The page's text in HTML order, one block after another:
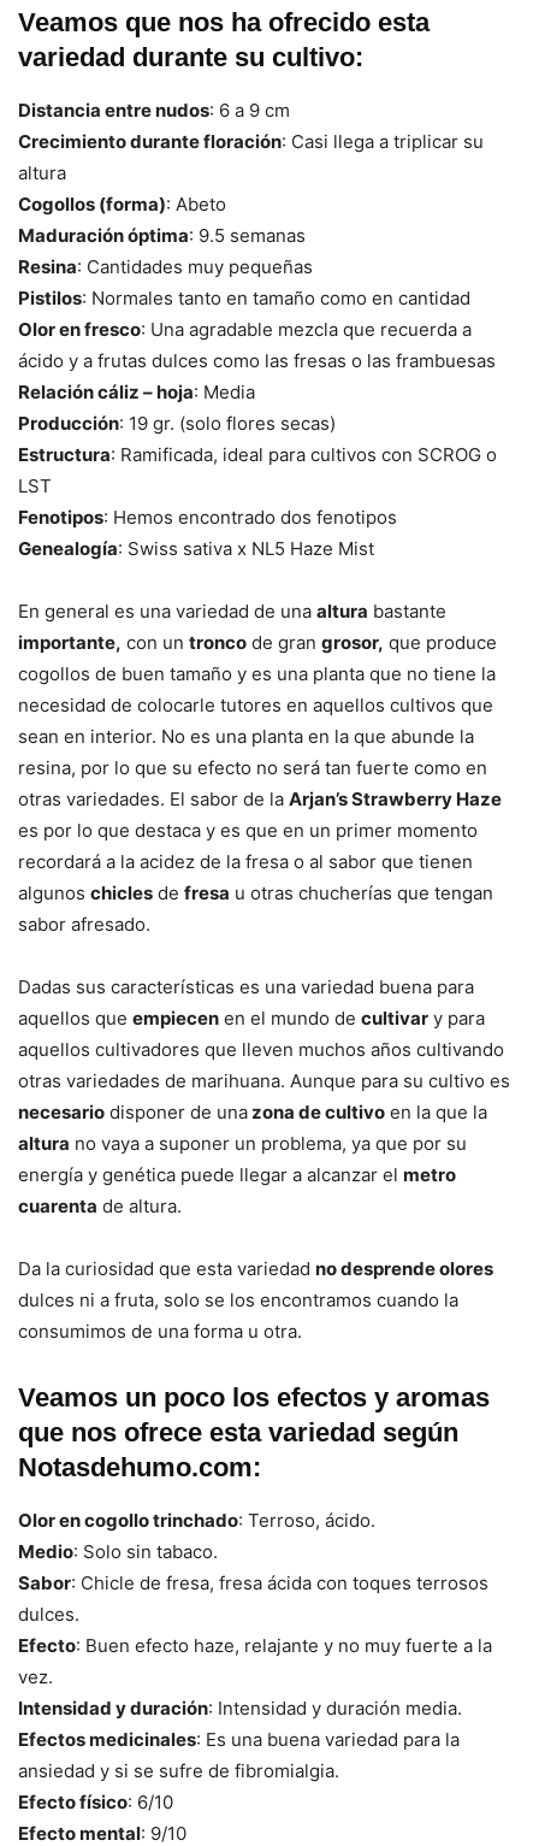
Veamos que nos ha ofrecido esta
variedad durante su cultivo:
Distancia entre nudos: 6 a 9 cm
Crecimiento durante floración: Casi llega a triplicar su
altura
Cogollos (forma): Abeto
Maduración óptima: 9.5 semanas
Resina: Cantidades muy pequeñas
Pistilos: Normales tanto en tamaño como en cantidad
Olor en fresco: Una agradable mezcla que recuerda a
ácido y a frutas dulces como las fresas o las frambuesas
Relación cáliz – hoja: Media
Producción: 19 gr. (solo flores secas)
Estructura: Ramificada, ideal para cultivos con SCROG o
LST
Fenotipos: Hemos encontrado dos fenotipos
Genealogía: Swiss sativa x NL5 Haze Mist
En general es una variedad de una altura bastante
importante, con un tronco de gran grosor, que produce
cogollos de buen tamaño y es una planta que no tiene la
necesidad de colocarle tutores en aquellos cultivos que
sean en interior. No es una planta en la que abunde la
resina, por lo que su efecto no será tan fuerte como en
otras variedades. El sabor de la Arjan’s Strawberry Haze
es por lo que destaca y es que en un primer momento
recordará a la acidez de la fresa o al sabor que tienen
algunos chicles de fresa u otras chucherías que tengan
sabor afresado.
Dadas sus características es una variedad buena para
aquellos que empiecen en el mundo de cultivar y para
aquellos cultivadores que lleven muchos años cultivando
otras variedades de marihuana. Aunque para su cultivo es
necesario disponer de unazona de cultivo en la que la
altura no vaya a suponer un problema, ya que por su
energía y genética puede llegar a alcanzar el metro
cuarenta de altura.
Da la curiosidad que esta variedad no desprende olores
dulces ni a fruta, solo se los encontramos cuando la
consumimos de una forma u otra.
Veamos un poco los efectos y aromas
que nos ofrece esta variedad según
Notasdehumo.com:
Olor en cogollo trinchado: Terroso, ácido.
Medio: Solo sin tabaco.
Sabor: Chicle de fresa, fresa ácida con toques terrosos
dulces.
Efecto: Buen efecto haze, relajante y no muy fuerte a la
vez.
Intensidad y duración: Intensidad y duración media.
Efectos medicinales: Es una buena variedad para la
ansiedad y si se sufre de fibromialgia.
Efecto físico: 6/10
Efecto mental: 9/10